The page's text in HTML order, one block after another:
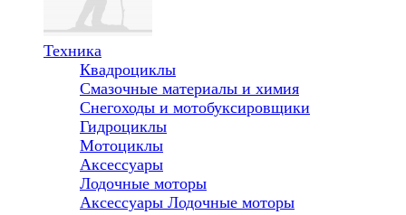
Техника
Квадроциклы
Смазочные материалы и химия
Снегоходы и мотобуксировщики
Гидроциклы
Мотоциклы
Аксессуары
Лодочные моторы
Аксессуары Лодочные моторы